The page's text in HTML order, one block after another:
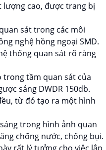
lượng cao, được trang bị
sát trong các môi
nghệ hồng ngoại SMD.
thống quan sát rõ ràng
trong tầm quan sát của
sáng DWDR 150db.
từ đó tạo ra một hình
trong hình ảnh quan
chống nước, chống bụi.